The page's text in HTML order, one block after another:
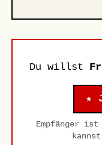
Du willst
★
Empfänger